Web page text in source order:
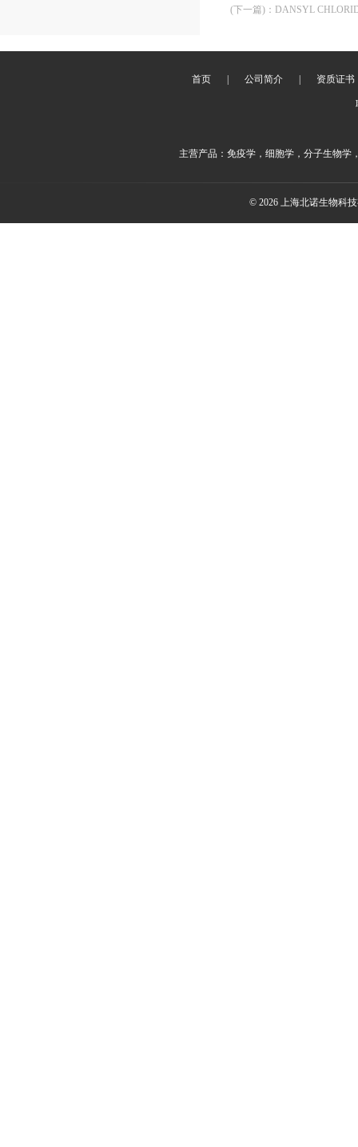
(下一篇) ： DANSYL
首页 公司简介 资质证书
主营产品：免疫学，细胞学，分子生物学
© 2026 上海北诺生物科